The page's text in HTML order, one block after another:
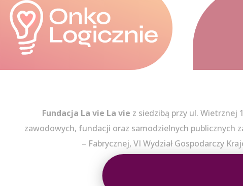
Fundacja La vie La vie z siedzibą przy ul. Wietrznej
zawodowych, fundacji oraz samodzielnych publicznych
– Fabrycznej, VI Wydział Gospodarczy